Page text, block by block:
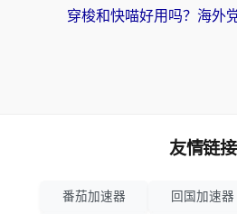
友情链接
番茄加速器 回国加速器